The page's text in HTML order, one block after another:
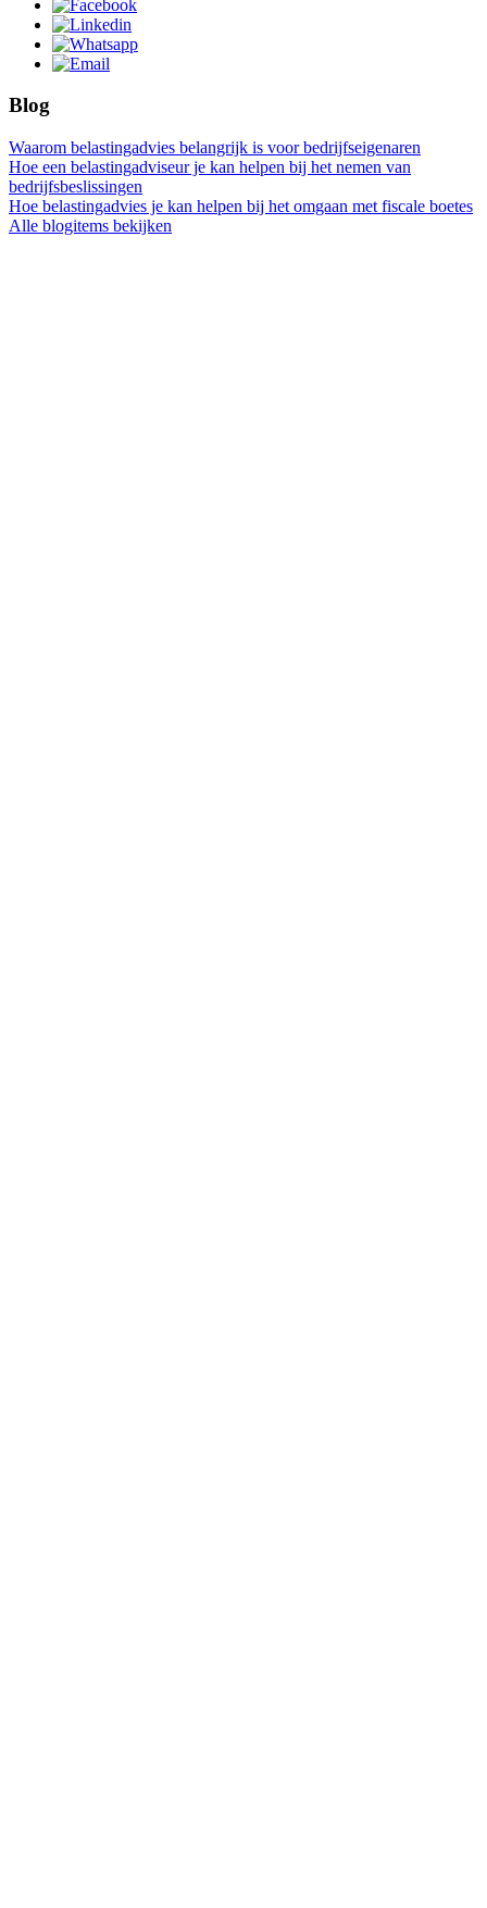
Blog
Waarom belastingadvies belangrijk is voor bedrijfseigenaren
Hoe een belastingadviseur je kan helpen bij het nemen van
bedrijfsbeslissingen
Hoe belastingadvies je kan helpen bij het omgaan met fiscale boetes
Alle blogitems bekijken